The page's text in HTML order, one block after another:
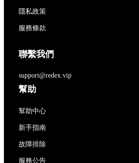
隱私政策
服務條款
聯繫我們
support@redex.vip
幫助
幫助中心
新手指南
故障排除
服務公告